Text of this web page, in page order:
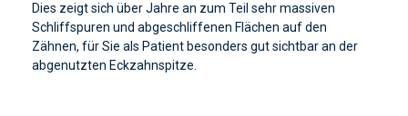
Dies zeigt sich über Jahre an zum Teil sehr massiven
Schliffspuren und abgeschliffenen Flächen auf den
Zähnen, für Sie als Patient besonders gut sichtbar an der
abgenutzten Eckzahnspitze.